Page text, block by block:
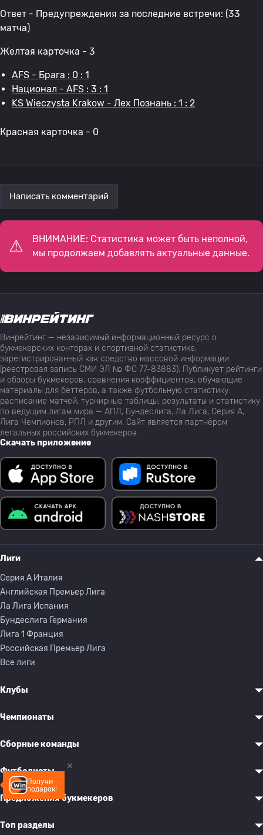
Ответ - Предупреждения за последние встречи: (33
матча)
Желтая карточка - 3
AFS - Брага : 0 : 1
Национал - AFS : 3 : 1
KS Wieczysta Krakow - Лех Познань : 1 : 2
Красная карточка - 0
Написать комментарий
ВНИМАНИЕ: Статистика может быть неполной,
мы продолжаем добавлять актуальные данные.
Получи
подарок!
Винрейтинг — независимый информационный ресурс о
букмекерских конторах и спортивной статистике,
зарегистрированный как средство массовой информации
(реестровая запись СМИ ЭЛ № ФС 77-83883). Публикует рейтинги
и обзоры букмекеров, сравнения коэффициентов, обучающие
материалы для беттеров, а также футбольную статистику:
расписание матчей, турнирные таблицы, результаты и статистику
по ведущим лигам мира — АПЛ, Бундеслига, Ла Лига, Серия А,
Лига Чемпионов, РПЛ и другим. Сайт является партнёром
легальных российских букмекеров.
Скачать приложение
Лиги
Серия A Италия
Английская Премьер Лига
Ла Лига Испания
Бундеслига Германия
Лига 1 Франция
Российская Премьер Лига
Все лиги
Клубы
Чемпионаты
Сборные команды
Футболисты
Предложения букмекеров
Топ разделы